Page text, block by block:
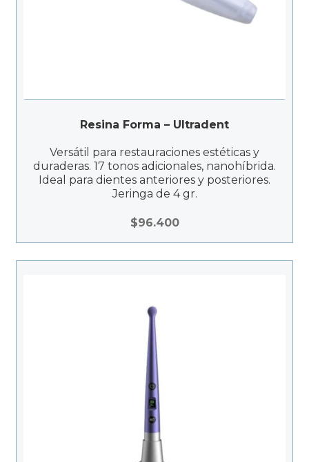
Resina Forma – Ultradent
Versátil para restauraciones estéticas y
duraderas. 17 tonos adicionales, nanohíbrida.
Ideal para dientes anteriores y posteriores.
Jeringa de 4 gr.
$96.400